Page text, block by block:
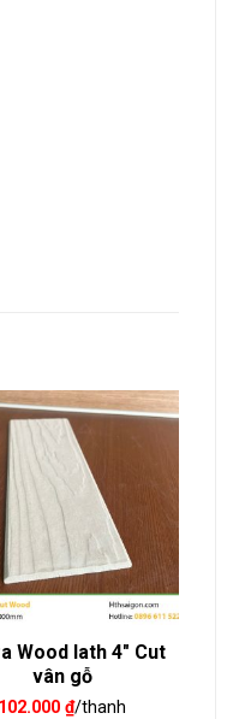
Wood lath 4″ Cut
vân gỗ
102.000₫/thanh